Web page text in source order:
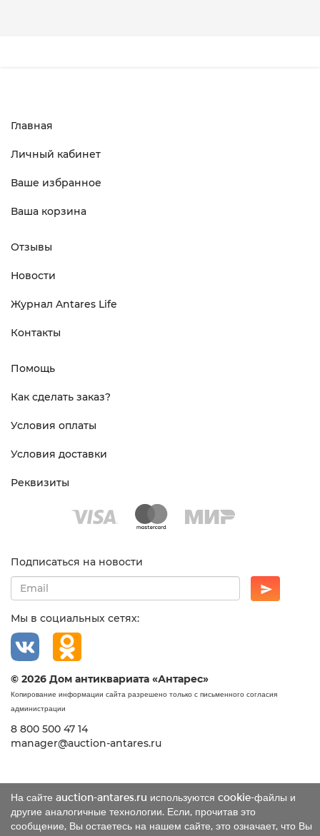
На сайте auction-antares.ru используются cookie-файлы и
другие аналогичные технологии. Если, прочитав это
сообщение, Вы остаетесь на нашем сайте, это означает, что Вы
Главная
Личный кабинет
Ваше избранное
Ваша корзина
Отзывы
Новости
Журнал Antares Life
Контакты
Помощь
Как сделать заказ?
Условия оплаты
Условия доставки
Реквизиты
Подписаться на новости
Мы в социальных сетях:
© 2026 Дом антиквариата «Антарес»
Копирование информации сайта разрешено только с письменного согласия
администрации
8 800 500 47 14
manager@auction-antares.ru